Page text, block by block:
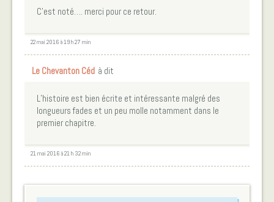
C’est noté…. merci pour ce retour.
22 mai 2016 à 19 h 27 min
Le Chevanton Céd à dit
L’histoire est bien écrite et intéressante malgré des
longueurs fades et un peu molle notamment dans le
premier chapitre.
21 mai 2016 à 21 h 32 min